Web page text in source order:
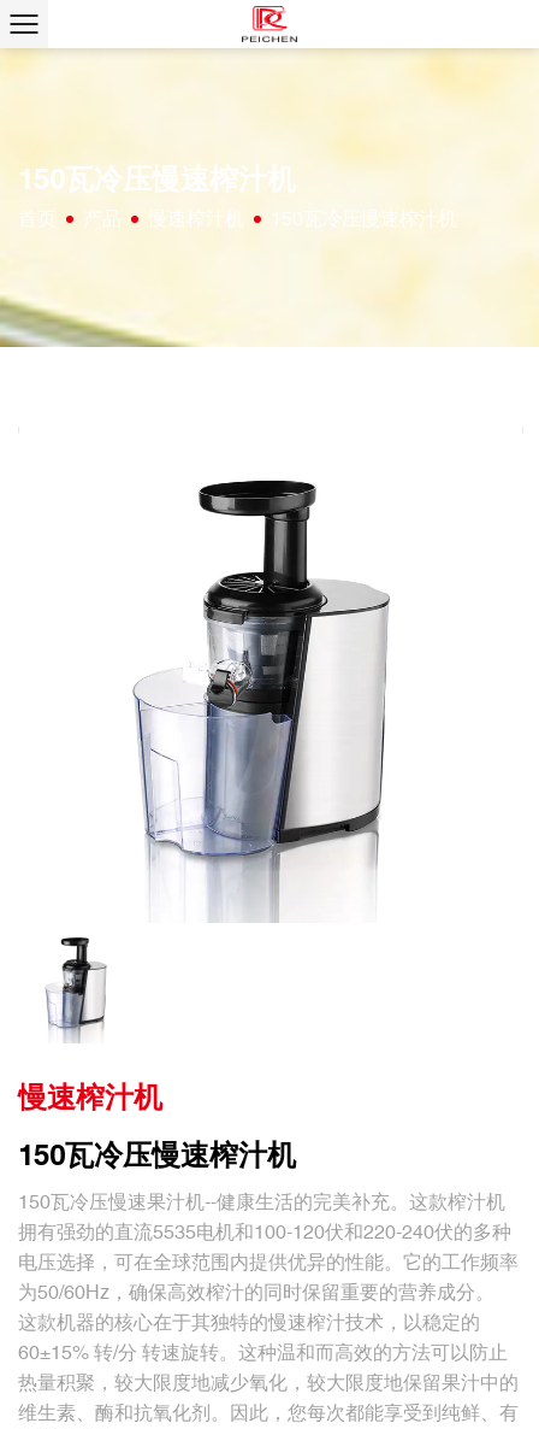
150瓦冷压慢速榨汁机
首页 / 产品 / 慢速榨汁机 / 150瓦冷压慢速榨汁机
慢速榨汁机
150瓦冷压慢速榨汁机
150瓦冷压慢速果汁机--健康生活的完美补充。这款榨汁机
拥有强劲的直流5535电机和100-120伏和220-240伏的多种
电压选择，可在全球范围内提供优异的性能。它的工作频率
为50/60Hz，确保高效榨汁的同时保留重要的营养成分。
这款机器的核心在于其独特的慢速榨汁技术，以稳定的
60±15% 转/分 转速旋转。这种温和而高效的方法可以防止
热量积聚，较大限度地减少氧化，较大限度地保留果汁中的
维生素、酶和抗氧化剂。因此，您每次都能享受到纯鲜、有